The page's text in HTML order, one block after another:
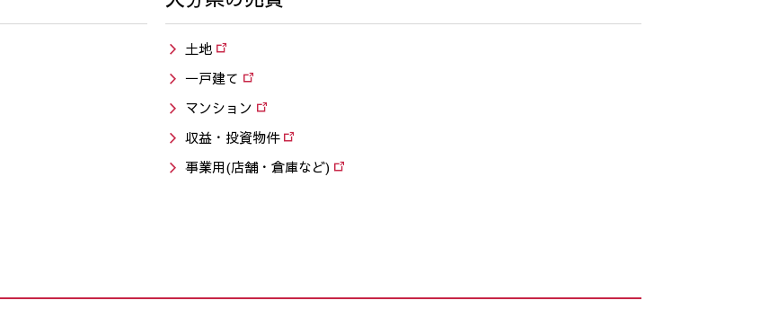
土地
一戸建て
マンション
収益・投資物件
事業用(店舗・倉庫など)